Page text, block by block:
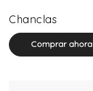
Chanclas
Comprar ahora